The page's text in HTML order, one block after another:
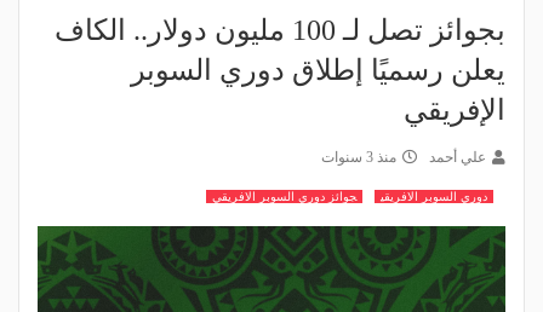
بجوائز تصل لـ 100 مليون دولار.. الكاف
يعلن رسميًا إطلاق دوري السوبر
الإفريقي
علي أحمد منذ 3 سنوات
دوري السوبر الافريقي جوائز دوري السوبر الافريقي